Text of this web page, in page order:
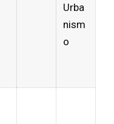
Urba
nism
o